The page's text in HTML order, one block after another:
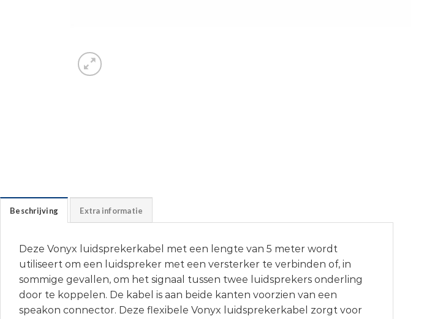
Beschrijving Extra informatie
Deze Vonyx luidsprekerkabel met een lengte van 5 meter wordt
utiliseert om een luidspreker met een versterker te verbinden of, in
sommige gevallen, om het signaal tussen twee luidsprekers onderling
door te koppelen. De kabel is aan beide kanten voorzien van een
speakon connector. Deze flexibele Vonyx luidsprekerkabel zorgt voor